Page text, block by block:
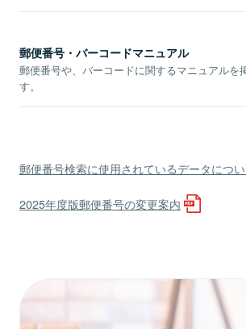
郵便番号・バーコードマニュアル
郵便番号や、バーコードに関するマニュアルを
す。
郵便番号検索に使用されているデータにつ
2025年度版郵便番号の変更案内